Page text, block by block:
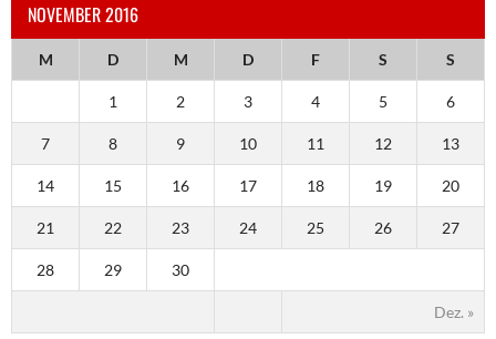
NOVEMBER 2016
M D M D F S S
Dez. »
1 2 3 4 5 6
7 8 9 10 11 12 13
14 15 16 17 18 19 20
21 22 23 24 25 26 27
28 29 30